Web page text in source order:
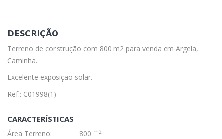
DESCRIÇÃO
Terreno de construção com 800 m2 para venda em Argela,
Caminha.
Excelente exposição solar.
Ref.: C01998(1)
CARACTERÍSTICAS
Área Terreno: 800 m2